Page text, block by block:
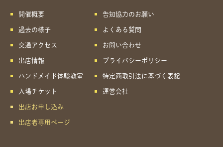
開催概要
過去の様子
交通アクセス
出店情報
ハンドメイド体験教室
入場チケット
出店お申し込み
出店者専用ページ
告知協力のお願い
よくある質問
お問い合わせ
プライバシーポリシー
特定商取引法に基づく表記
運営会社